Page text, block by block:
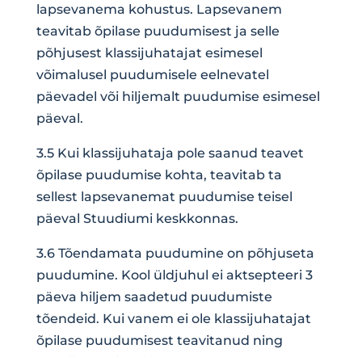
lapsevanema kohustus. Lapsevanem
teavitab õpilase puudumisest ja selle
põhjusest klassijuhatajat esimesel
võimalusel puudumisele eelnevatel
päevadel või hiljemalt puudumise esimesel
päeval.
3.5 Kui klassijuhataja pole saanud teavet
õpilase puudumise kohta, teavitab ta
sellest lapsevanemat puudumise teisel
päeval Stuudiumi keskkonnas.
3.6 Tõendamata puudumine on põhjuseta
puudumine. Kool üldjuhul ei aktsepteeri 3
päeva hiljem saadetud puudumiste
tõendeid. Kui vanem ei ole klassijuhatajat
õpilase puudumisest teavitanud ning